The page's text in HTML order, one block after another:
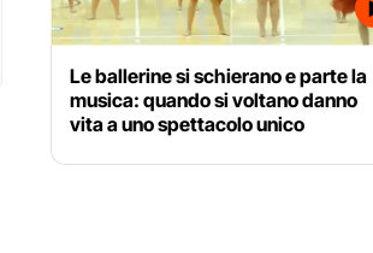
Le ballerine si schierano e parte la
musica: quando si voltano danno
vita a uno spettacolo unico